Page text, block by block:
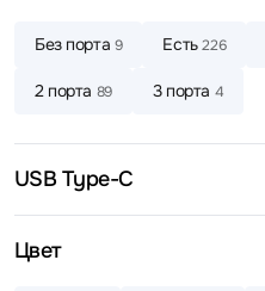
Без порта 9 Есть226
2 порта 89 3 порта 4
USB Type-C
Цвет